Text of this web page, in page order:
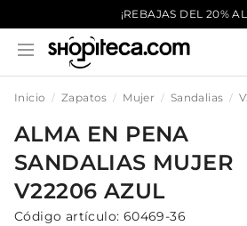
¡REBAJAS DEL 20%
Inicio Zapatos Mujer Sandalias
ALMA EN PENA
SANDALIAS MUJER
V22206 AZUL
Código artículo: 60469-36